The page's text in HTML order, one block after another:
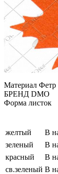
Материал Фетр
БРЕНД DMO
Форма листок
желтый
В
зеленый
В
красный
В
св.зеленый В